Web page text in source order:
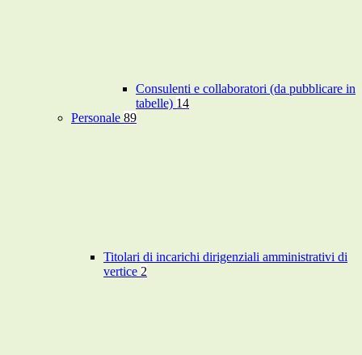
Consulenti e collaboratori (da pubblicare in
tabelle) 14
Personale 89
Titolari di incarichi dirigenziali amministrativi di
vertice 2